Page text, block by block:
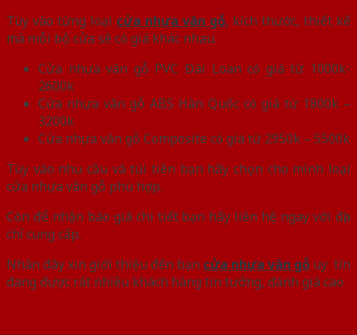
Tùy vào từng loại cửa nhựa vân gỗ, kích thước, thiết kế
mà mỗi bộ cửa sẽ có giá khác nhau.
Cửa nhựa vân gỗ PVC Đài Loan có giá từ 1000k-
2600k
Cửa nhựa vân gỗ ABS Hàn Quốc có giá từ 1800k –
3200k
Cửa nhựa vân gỗ Composite có giá từ 2950k – 5500k
Tùy vào nhu cầu và túi tiền bạn hãy chọn cho mình loại
cửa nhựa vân gỗ phù hợp.
Còn để nhận báo giá chi tiết bạn hãy liên hệ ngay với địa
chỉ cung cấp.
Nhân đây xin giới thiệu đến bạn cửa nhựa vân gỗ uy tín
đang được rất nhiều khách hàng tin tưởng, đánh giá cao